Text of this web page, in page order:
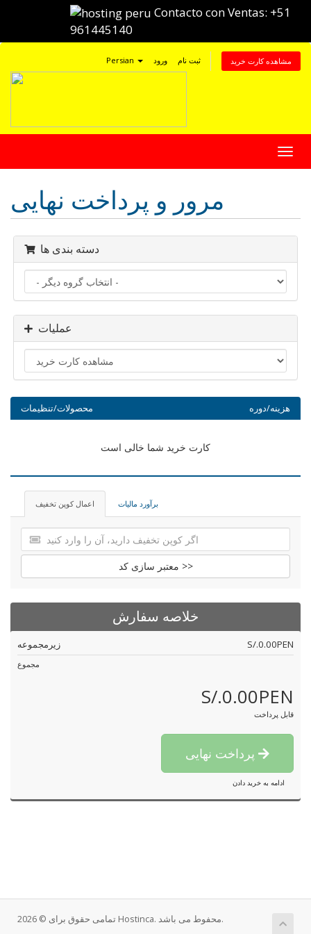
Contacto con Ventas: +51
961445140
Persian ورود ثبت نام مشاهده کارت خرید
تغییر
مرور و پرداخت نهایی
دسته بندی ها
عملیات
محصولات/تنظیمات هزینه/دوره
کارت خرید شما خالی است
اعمال کوپن تخفیف برآورد مالیات
معتبر سازی کد >>
خلاصه سفارش
زیرمجموعه S/.0.00PEN
مجموع
S/.0.00PEN
قابل پرداخت
ادامه به خرید دادن
تمامی حقوق برای © 2026 Hostinca. محفوط می باشد.